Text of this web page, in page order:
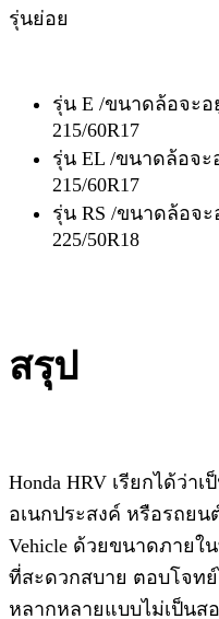
รุ่นย่อย
รุ่น E /ขนาดล้อจะ
215/60R17
รุ่น EL /ขนาดล้อจ
215/60R17
รุ่น RS /ขนาดล้อจ
225/50R18
สรุป​
Honda HRV เรียกได้ว่า
อเนกประสงค์ หรือรถยน
Vehicle ด้วยขนาดภายใ
ที่สะดวกสบาย ตอบโจท
หลากหลายแบบไม่เป็นส